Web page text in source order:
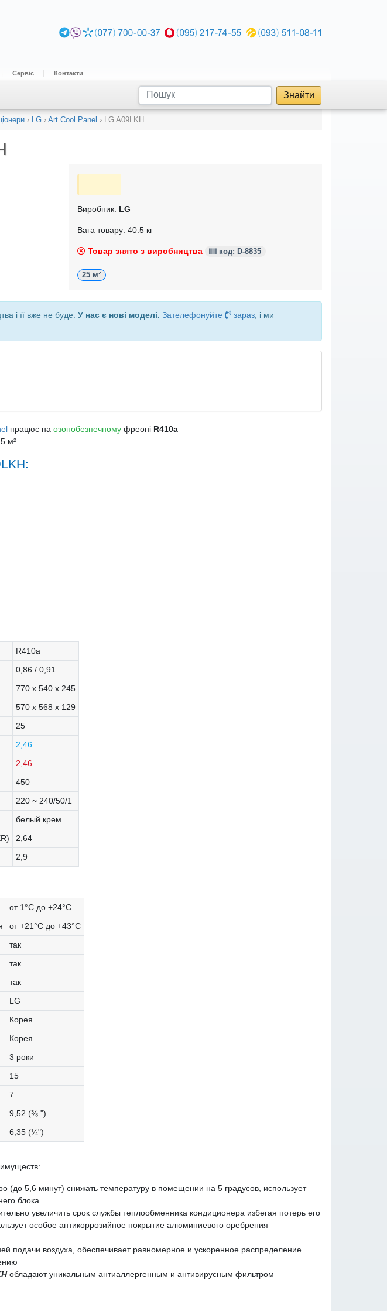
Сервіс Контакти
Знайти
› LG › Art Cool Panel › LG A09LKH
Виробник: LG
Вага товару: 40.5 кг
Товар знято з виробництва код: D-8835
25 м²
і її вже не буде. У нас є нові моделі. Зателефонуйте зараз , і ми
працює на озонобезпечному фреоні R410a
м²
R410a
0,86 / 0,91
770 х 540 х 245
570 х 568 х 129
25
2,46
2,46
450
220 ~ 240/50/1
белый крем
2,64
2,9
от 1°C до +24°C
от +21°C до +43°C
так
так
так
LG
Корея
Корея
3 роки
15
7
9,52 (⅜ ")
6,35 (¼")
(до 5,6 минут) снижать температуру в помещении на 5 градусов, использует
блока
увеличить срок службы теплообменника кондиционера избегая потерь его
особое антикоррозийное покрытие алюминиевого оребрения
подачи воздуха, обеспечивает равномерное и ускоренное распределение
обладают уникальным антиаллергенным и антивирусным фильтром